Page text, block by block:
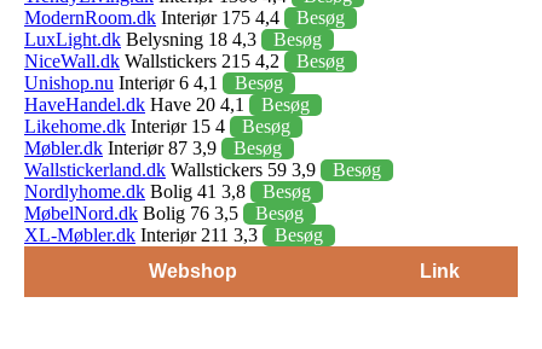
ModernRoom.dk Interiør 175 4,4
Besøg
LuxLight.dk Belysning 18 4,3
Besøg
NiceWall.dk Wallstickers 215 4,2
Besøg
Unishop.nu Interiør 6 4,1
Besøg
HaveHandel.dk Have 20 4,1
Besøg
Likehome.dk Interiør 15 4
Besøg
Møbler.dk Interiør 87 3,9
Besøg
Wallstickerland.dk Wallstickers 59 3,9
Besøg
Nordlyhome.dk Bolig 41 3,8
Besøg
MøbelNord.dk Bolig 76 3,5
Besøg
XL-Møbler.dk Interiør 211 3,3
Besøg
Webshop
Link